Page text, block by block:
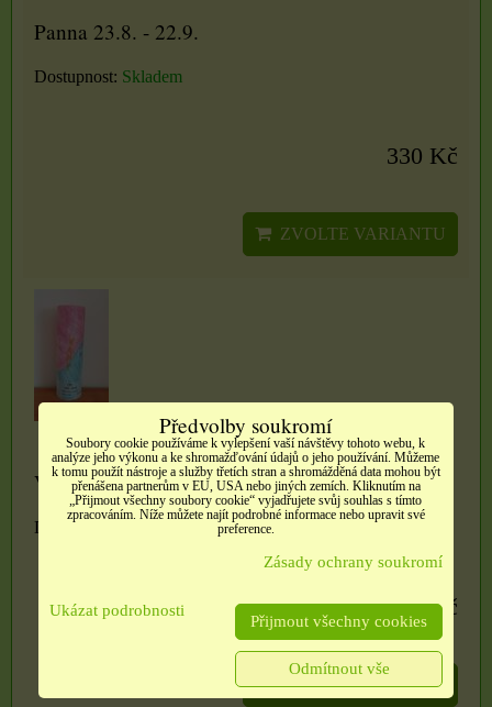
Panna 23.8. - 22.9.
Dostupnost: Skladem
330 Kč
ZVOLTE VARIANTU
Váhy 23.9. - 23.10.
Dostupnost:
330 Kč
ZVOLTE VARIANTU
Předvolby soukromí
Soubory cookie používáme k vylepšení vaší návštěvy tohoto webu, k
analýze jeho výkonu a ke shromažďování údajů o jeho používání. Můžeme
k tomu použít nástroje a služby třetích stran a shromážděná data mohou být
přenášena partnerům v EU, USA nebo jiných zemích. Kliknutím na
„Přijmout všechny soubory cookie“ vyjadřujete svůj souhlas s tímto
zpracováním. Níže můžete najít podrobné informace nebo upravit své
preference.
Zásady ochrany soukromí
Ukázat podrobnosti
Přijmout všechny cookies
Odmítnout vše